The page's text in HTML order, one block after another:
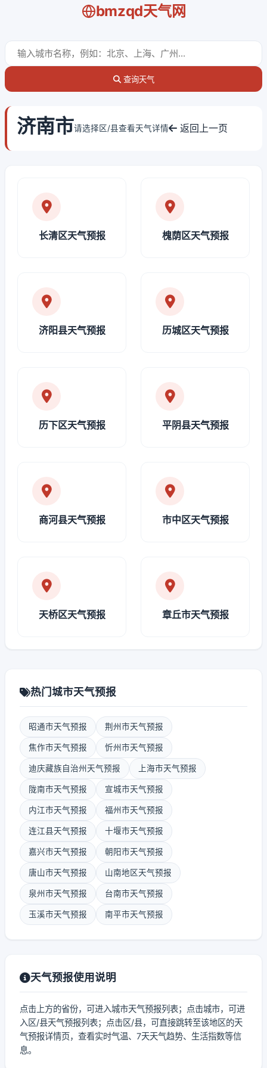
bmzqd天气网
查询天气
济南市请选择区/县查看天气详情 返回上一页
长清区天气预报 槐荫区天气预报
济阳县天气预报 历城区天气预报
历下区天气预报 平阴县天气预报
商河县天气预报 市中区天气预报
天桥区天气预报 章丘市天气预报
热门城市天气预报
昭通市天气预报 荆州市天气预报
焦作市天气预报 忻州市天气预报
迪庆藏族自治州天气预报 上海市天气预报
陇南市天气预报 宣城市天气预报
内江市天气预报 福州市天气预报
连江县天气预报 十堰市天气预报
嘉兴市天气预报 朝阳市天气预报
唐山市天气预报 山南地区天气预报
泉州市天气预报 台南市天气预报
玉溪市天气预报 南平市天气预报
天气预报使用说明
点击上方的省份，可进入城市天气预报列表；点击城市，可进
入区/县天气预报列表；点击区/县，可直接跳转至该地区的天
气预报详情页，查看实时气温、7天天气趋势、生活指数等信
息。